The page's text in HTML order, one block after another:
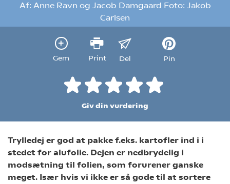
Af: Anne Ravn og Jacob Damgaard Foto: Jakob
Carlsen
Gem Print Del Pin
Giv din vurdering
Trylledej er god at pakke f.eks. kartofler ind i i
stedet for alufolie. Dejen er nedbrydelig i
modsætning til folien, som forurener ganske
meget. Især hvis vi ikke er så gode til at sortere